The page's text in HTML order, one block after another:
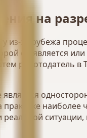
на
из-за рубежа
он является